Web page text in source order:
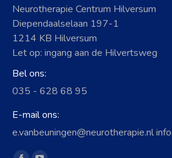
Neurotherapie Centrum Hilversum
Diependaalselaan 197-1
1214 KB Hilversum
Let op: ingang aan de Hilvertsweg
Bel ons:
035 - 628 68 95
E-mail ons:
e.vanbeuningen@neurotherapie.nl